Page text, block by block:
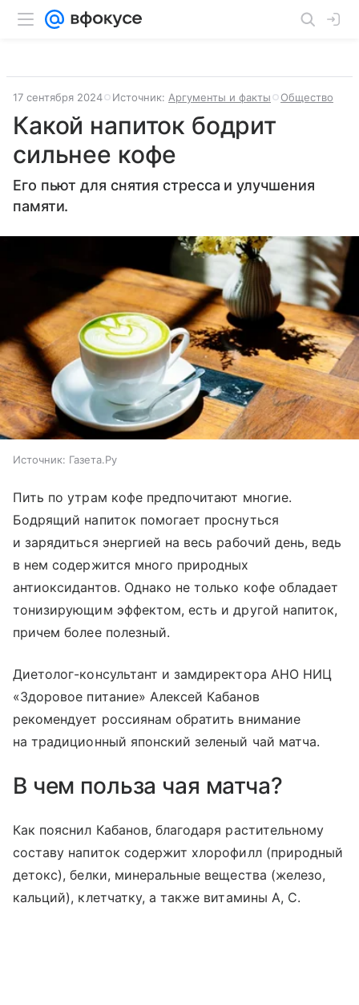
17 сентября 2024 Источник: Аргументы и факты Общество
Какой напиток бодрит
сильнее кофе
Его пьют для снятия стресса и улучшения
памяти.
Источник: Газета.Ру
Пить по утрам кофе предпочитают многие.
Бодрящий напиток помогает проснуться
и зарядиться энергией на весь рабочий день, ведь
в нем содержится много природных
антиоксидантов. Однако не только кофе обладает
тонизирующим эффектом, есть и другой напиток,
причем более полезный.
Диетолог-консультант и замдиректора АНО НИЦ
«Здоровое питание» Алексей Кабанов
рекомендует россиянам обратить внимание
на традиционный японский зеленый чай матча.
В чем польза чая матча?
Как пояснил Кабанов, благодаря растительному
составу напиток содержит хлорофилл (природный
детокс), белки, минеральные вещества (железо,
кальций), клетчатку, а также витамины А, С.